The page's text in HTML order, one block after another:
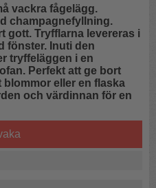
vackra fågelägg.
champagnefyllning.
gott. Tryfflarna levereras i
fönster. Inuti den
tryffeläggen i en
Perfekt att ge bort
eller en flaska
och värdinnan för en